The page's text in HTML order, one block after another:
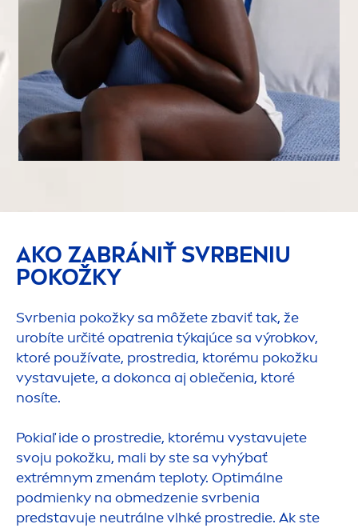
AKO ZABRÁNIŤ SVRBENIU
POKOŽKY
Svrbenia pokožky sa môžete zbaviť tak, že
urobíte určité opatrenia týkajúce sa výrobkov,
ktoré používate, prostredia, ktorému pokožku
vystavujete, a dokonca aj oblečenia, ktoré
nosíte.
Pokiaľ ide o prostredie, ktorému vystavujete
svoju pokožku, mali by ste sa vyhýbať
extrémnym zmenám teploty. Optimálne
podmienky na obmedzenie svrbenia
predstavuje neutrálne vlhké prostredie. Ak ste